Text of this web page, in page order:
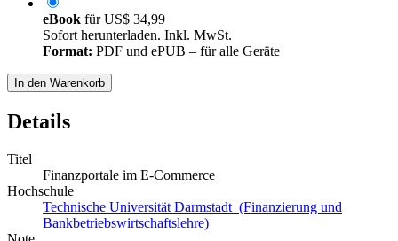
eBook fürUS$ 34,99
Sofort herunterladen. Inkl. MwSt.
Format: PDF und ePUB – für alle Geräte
In den Warenkorb
Details
Titel
Finanzportale im E-Commerce
Hochschule
Technische Universität Darmstadt (Finanzierung und
Bankbetriebswirtschaftslehre)